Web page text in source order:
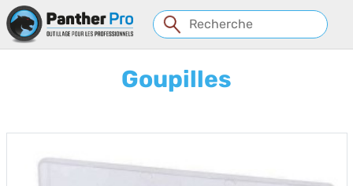
Goupilles
Panneau de gestion des cookies